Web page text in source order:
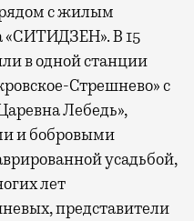
с жилым
«СИТИДЗЕН». В 15
в одной станции
Стрешнево» с
Лебедь»,
и бобровыми
усадьбой,
лет
представители